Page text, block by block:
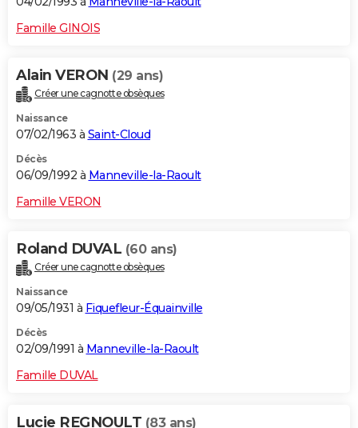
Famille GINOIS
Alain VERON (29 ans)
Créer une cagnotte obsèques
Naissance
07/02/1963 à Saint-Cloud
Décès
06/09/1992 à Manneville-la-Raoult
Famille VERON
Roland DUVAL (60 ans)
Créer une cagnotte obsèques
Naissance
09/05/1931 à Fiquefleur-Équainville
Décès
02/09/1991 à Manneville-la-Raoult
Famille DUVAL
Lucie REGNOULT (83 ans)